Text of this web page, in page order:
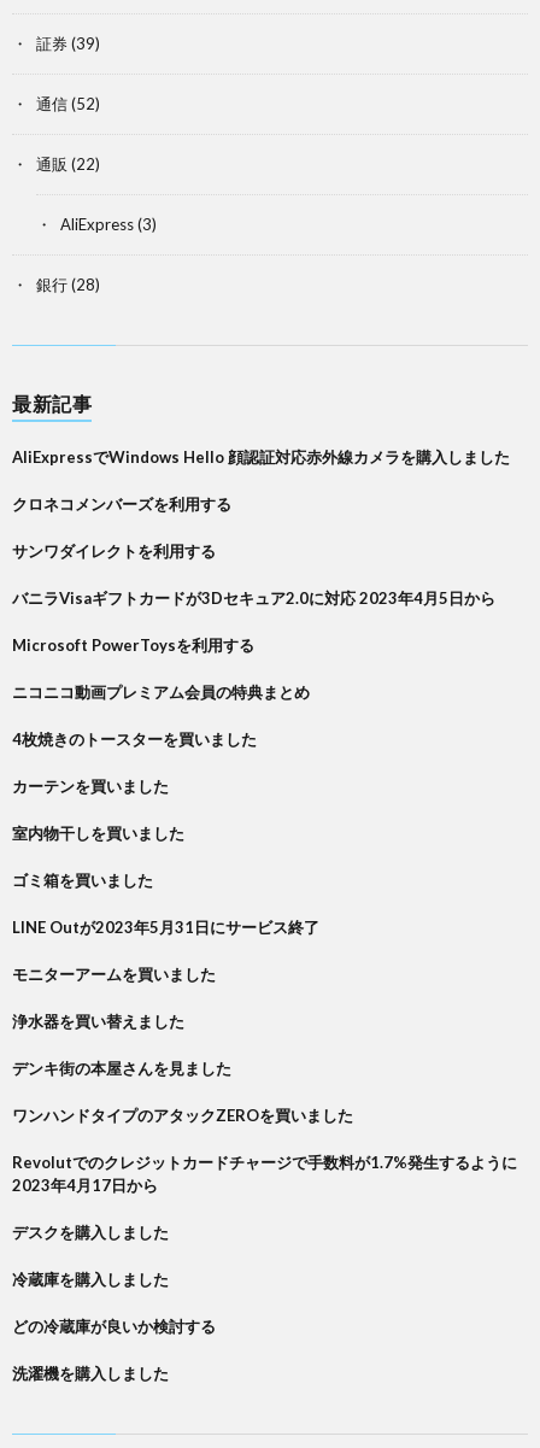
証券(39)
通信(52)
通販 (22)
AliExpress(3)
銀行(28)
最新記事
AliExpressでWindows Hello 顔認証対応赤外線カメラを購入しました
クロネコメンバーズを利用する
サンワダイレクトを利用する
バニラVisaギフトカードが3Dセキュア2.0に対応 2023年4月5日から
Microsoft PowerToysを利用する
ニコニコ動画プレミアム会員の特典まとめ
4枚焼きのトースターを買いました
カーテンを買いました
室内物干しを買いました
ゴミ箱を買いました
LINE Outが2023年5月31日にサービス終了
モニターアームを買いました
浄水器を買い替えました
デンキ街の本屋さんを見ました
ワンハンドタイプのアタックZEROを買いました
Revolutでのクレジットカードチャージで手数料が1.7%発生するように
2023年4月17日から
デスクを購入しました
冷蔵庫を購入しました
どの冷蔵庫が良いか検討する
洗濯機を購入しました